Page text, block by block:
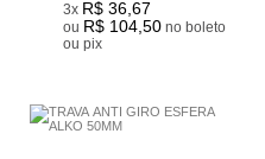
3x R$ 36,67
ou R$ 104,50 no boleto
ou pix